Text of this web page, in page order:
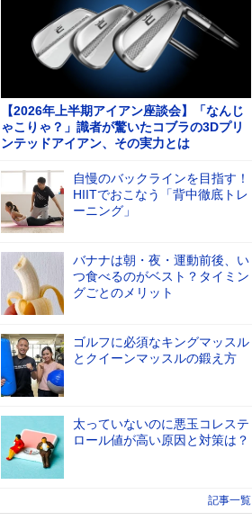
【2026年上半期アイアン座談会】「なんじ
ゃこりゃ？」識者が驚いたコブラの3Dプリ
ンテッドアイアン、その実力とは
自慢のバックラインを目指す！
HIITでおこなう「背中徹底トレ
ーニング」
バナナは朝・夜・運動前後、い
つ食べるのがベスト？タイミン
グごとのメリット
ゴルフに必須なキングマッスル
とクイーンマッスルの鍛え方
太っていないのに悪玉コレステ
ロール値が高い原因と対策は？
記事一覧